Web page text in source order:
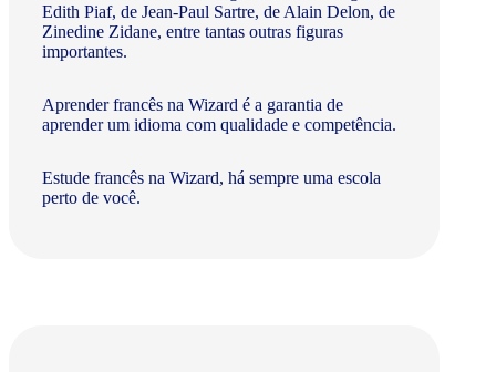
Edith Piaf, de Jean-Paul Sartre, de Alain Delon, de
Zinedine Zidane, entre tantas outras figuras
importantes.
Aprender francês na Wizard é a garantia de
aprender um idioma com qualidade e competência.
Estude francês na Wizard, há sempre uma escola
perto de você.